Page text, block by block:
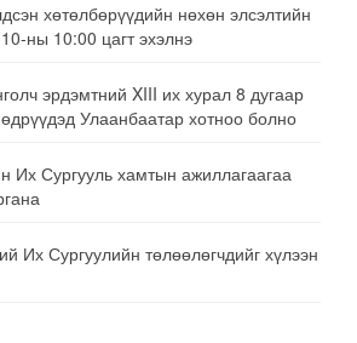
хөтөлбөрүүдийн нөхөн элсэлтийн
ны 10:00 цагт эхэлнэ
эрдэмтний XIII их хурал 8 дугаар
Улаанбаатар хотноо болно
Их Сургууль хамтын ажиллагаагаа
Их Сургуулийн төлөөлөгчдийг хүлээн